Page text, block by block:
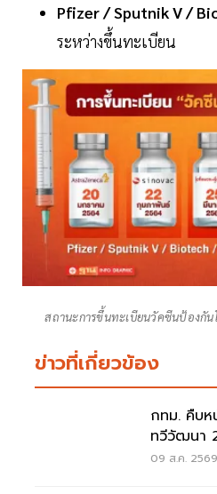
Pfizer / Sputnik V /
ระหว่างขึ้นทะเบียน
สถานะการขึ้นทะเบียนวัคซีนป้องกัน
ข่าวที่เกี่ยวข้อง
กทม. คืบห
ทวีวัฒนา
09 ส.ค.